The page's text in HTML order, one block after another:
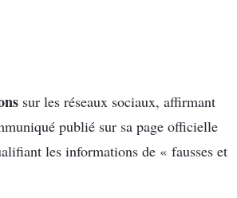
sur les réseaux sociaux, affirmant
publié sur sa page officielle
les informations de « fausses et